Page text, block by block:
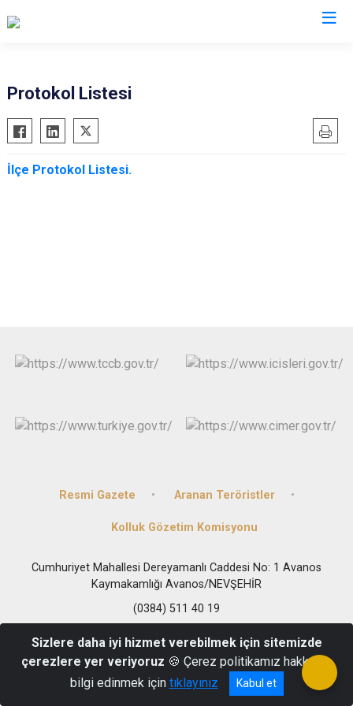
Acıgöl
Avanos
Derinkuyu
Protokol Listesi
İlçe Protokol Listesi.
Resmi Gazete Aranan Teröristler
Kolluk Gözetim Komisyonu
Cumhuriyet Mahallesi Dereyamanlı Caddesi No: 1 Avanos
Kaymakamlığı Avanos/NEVŞEHİR
(0384) 511 40 19
Sizlere daha iyi hizmet verebilmek için sitemizde
çerezlere yer veriyoruz 🍪 Çerez politikamız hakkında
bilgi edinmek için tıklayınız Kabul et